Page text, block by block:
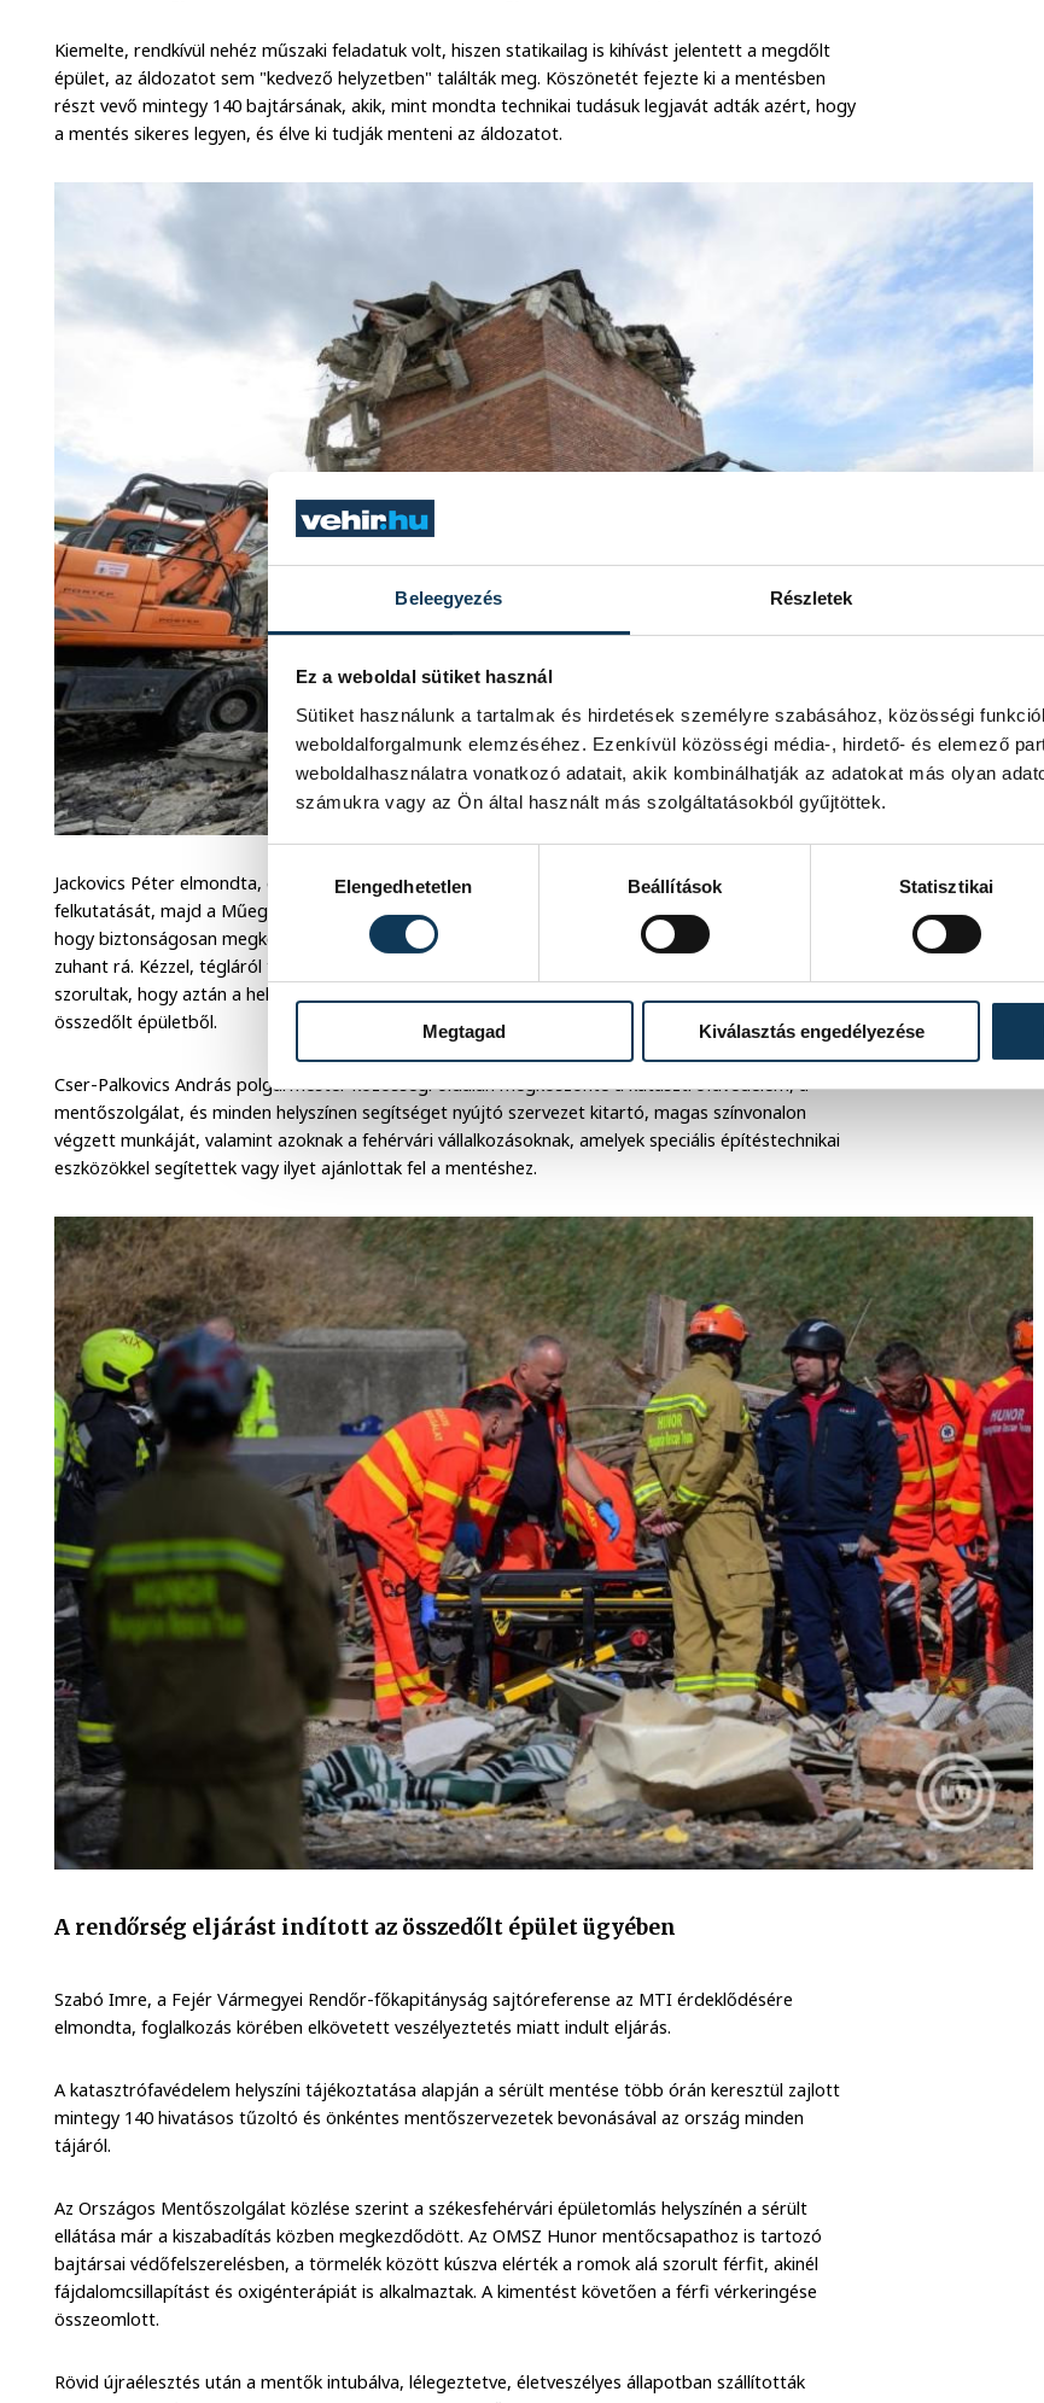
Beleegyezés Részletek
Ez a weboldal sütiket használ
Sütiket használunk a tartalmak és hirdetések személyre szabásához, közösségi
weboldalforgalmunk elemzéséhez. Ezenkívül közösségi média-, hirdető- és elemező
weboldalhasználatra vonatkozó adatait, akik kombinálhatják az adatokat más olyan
számukra vagy az Ön által használt más szolgáltatásokból gyűjtöttek.
Elengedhetetlen
Beállítások Statisztikai
Megtagad Kiválasztás engedélyezése
Kiemelte, rendkívül nehéz műszaki feladatuk volt, hiszen statikailag is kihívást jelentett a megdőlt
épület, az áldozatot sem "kedvező helyzetben" találták meg. Köszönetét fejezte ki a mentésben
részt vevő mintegy 140 bajtársának, akik, mint mondta technikai tudásuk legjavát adták azért, hogy
a mentés sikeres legyen, és élve ki tudják menteni az áldozatot.
Jackovics Péter elmondta, elsőként az önkéntesek keresőkamerával kezdték meg az áldozat
felkutatását, majd a Műegyetemről érkezett statikus mérnök bevonásával stabilizálták az épületet,
hogy biztonságosan megközelíthessék a több méter mélyen lévő sérültet, akire egy gerenda
zuhant rá. Kézzel, tégláról téglára hordták ki a romokat, amelyek a bejárat és az áldozat közé
szorultak, hogy aztán a helyszínen stabilizálni tudják a mentősök az állapotát, mielőtt kihozták az
összedőlt épületből.
Cser-Palkovics András polgármester közösségi oldalán megköszönte a katasztrófavédelem, a
mentőszolgálat, és minden helyszínen segítséget nyújtó szervezet kitartó, magas színvonalon
végzett munkáját, valamint azoknak a fehérvári vállalkozásoknak, amelyek speciális építéstechnikai
eszközökkel segítettek vagy ilyet ajánlottak fel a mentéshez.
A rendőrség eljárást indított az összedőlt épület ügyében
Szabó Imre, a Fejér Vármegyei Rendőr-főkapitányság sajtóreferense az MTI érdeklődésére
elmondta, foglalkozás körében elkövetett veszélyeztetés miatt indult eljárás.
A katasztrófavédelem helyszíni tájékoztatása alapján a sérült mentése több órán keresztül zajlott
mintegy 140 hivatásos tűzoltó és önkéntes mentőszervezetek bevonásával az ország minden
tájáról.
Az Országos Mentőszolgálat közlése szerint a székesfehérvári épületomlás helyszínén a sérült
ellátása már a kiszabadítás közben megkezdődött. Az OMSZ Hunor mentőcsapathoz is tartozó
bajtársai védőfelszerelésben, a törmelék között kúszva elérték a romok alá szorult férfit, akinél
fájdalomcsillapítást és oxigénterápiát is alkalmaztak. A kimentést követően a férfi vérkeringése
összeomlott.
Rövid újraélesztés után a mentők intubálva, lélegeztetve, életveszélyes állapotban szállították